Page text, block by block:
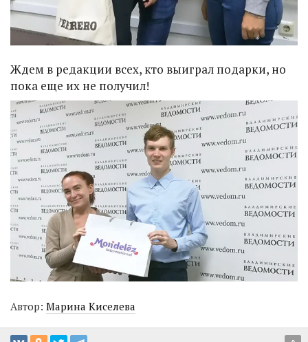
Ждем в редакции всех, кто выиграл подарки, но
пока еще их не получил!
Автор: Марина Киселева